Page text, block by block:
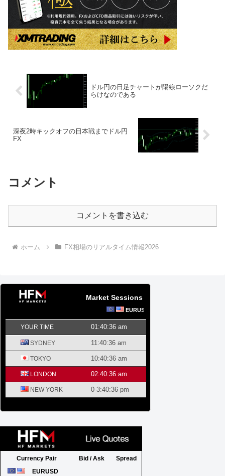
ドル円の日足チャートが陽線ローソクだ
らけなのである
深夜2時キックオフの日本戦までドル円
FX
コメント
コメントを書き込む
ホーム FX相場のリアルタイム情報2026
Market Sessions